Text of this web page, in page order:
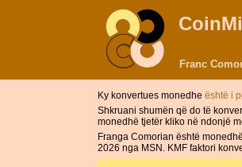
Franc
Ky konvertues monedhe është i
Shkruani shumën që do të
monedhë tjetër kliko në ndonjë
Franga Comorian është
2026 nga MSN. KMF faktori